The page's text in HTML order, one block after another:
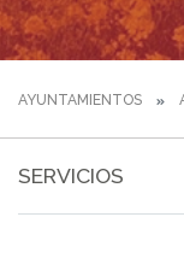
AYUNTAMIENTOS
SERVICIOS